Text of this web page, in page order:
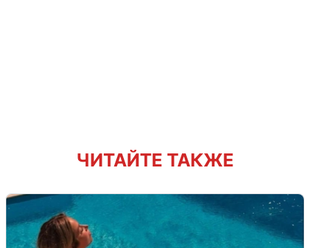
ЧИТАЙТЕ ТАКЖЕ